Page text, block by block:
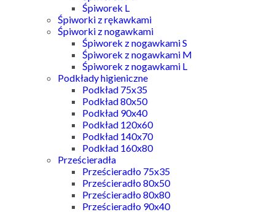
Śpiworek L
Śpiworki z rękawkami
Śpiworki z nogawkami
Śpiworek z nogawkami S
Śpiworek z nogawkami M
Śpiworek z nogawkami L
Podkłady higieniczne
Podkład 75x35
Podkład 80x50
Podkład 90x40
Podkład 120x60
Podkład 140x70
Podkład 160x80
Prześcieradła
Prześcieradło 75x35
Prześcieradło 80x50
Prześcieradło 80x80
Prześcieradło 90x40